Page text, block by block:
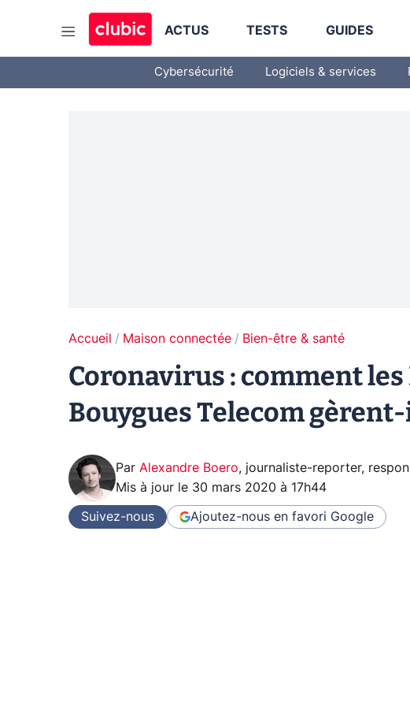
ACTUS TESTS GUIDES
Cybersécurité Logiciels & services
Accueil Maison connectée Bien-être & santé
Coronavirus : comment les
Bouygues Telecom
Par Alexandre Boero, journaliste-reporter,
Mis à jour le 30 mars 2020 à 17h44
Suivez-nous Ajoutez-nous en favori Google